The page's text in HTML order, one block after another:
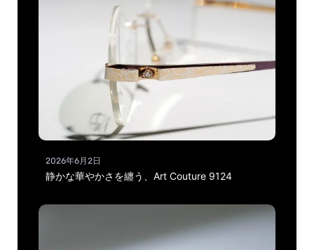
2026年6月2日
静かな華やかさを纏う、Art Couture 9124